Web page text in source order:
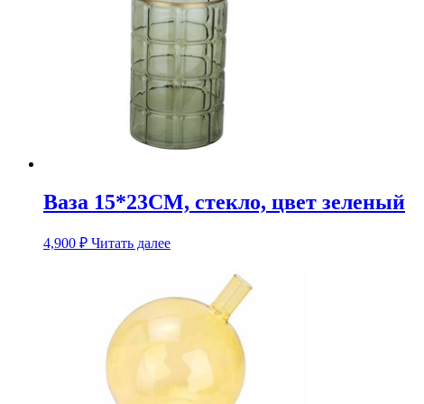
Ваза 15*23CM, стекло, цвет зеленый
4,900 ₽ Читать далее